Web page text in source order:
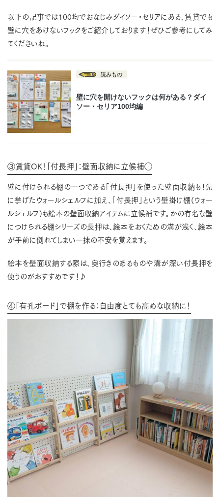
以下の記事では100均でおなじみダイソー・セリアにある、賃貸でも
壁に穴をあけないフックをご紹介しております！ぜひご参考にしてみ
てくださいね。
③賃貸OK！「付長押」：壁面収納に立候補◯
壁に付けられる棚の一つである「付長押」を使った壁面収納も！先
に挙げたウォールシェルフに加え、「付長押」という壁掛け棚(ウォー
ルシェルフ)も絵本の壁面収納アイテムに立候補です。かの有名な壁
につけられる棚シリーズの長押は、絵本をおくための溝が浅く、絵本
が手前に倒れてしまい一抹の不安を覚えます。
絵本を壁面収納する際は、奥行きのあるものや溝が深い付長押を
使うのがおすすめです！♪
④「有孔ボード」で棚を作る：自由度とても高めな収納に！